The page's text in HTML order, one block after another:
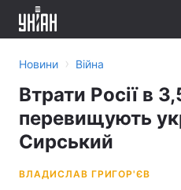
Новини › Війна
Втрати Росії в
перевищують
Сирський
ВЛАДИСЛАВ ГРИГОР'ЄВ